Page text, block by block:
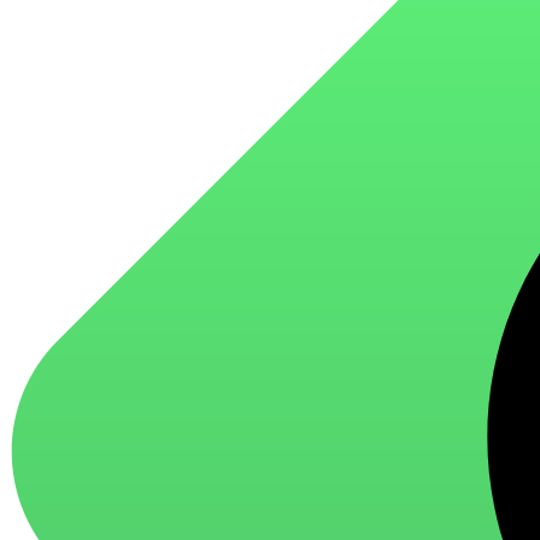
для ароматизации и нейтрализации запахов
для стирки и ухода за тканями
для ковров и текстильных изделий
специализированные чистящие средства
универсальные чистящие средства
дезинфицирующие средства
Автохимия и автокосметика
автоэмали
аэрозольные смазки